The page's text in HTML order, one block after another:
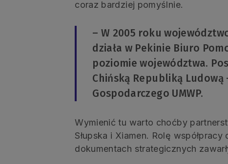
coraz bardziej pomyślnie.
– W 2005 roku
działa w Pekinie Biuro
poziomie województwa.
Chińską Republiką
Gospodarczego UMWP.
Wymienić tu warto choćby
Słupska i Xiamen. Rolę
dokumentach strategicznych